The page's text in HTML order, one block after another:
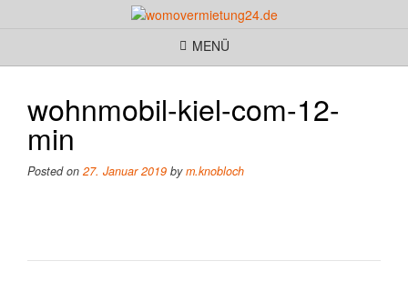
MENÜ
wohnmobil-kiel-com-12-
min
Posted on 27. Januar 2019 bym.knobloch